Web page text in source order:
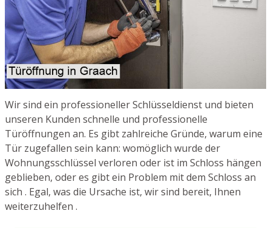
Wir sind ein professioneller Schlüsseldienst und bieten
unseren Kunden schnelle und professionelle
Türöffnungen an. Es gibt zahlreiche Gründe, warum eine
Tür zugefallen sein kann: womöglich wurde der
Wohnungsschlüssel verloren oder ist im Schloss hängen
geblieben, oder es gibt ein Problem mit dem Schloss an
sich . Egal, was die Ursache ist, wir sind bereit, Ihnen
weiterzuhelfen .